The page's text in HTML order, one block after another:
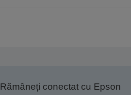
Rămâneți conectat cu Epson